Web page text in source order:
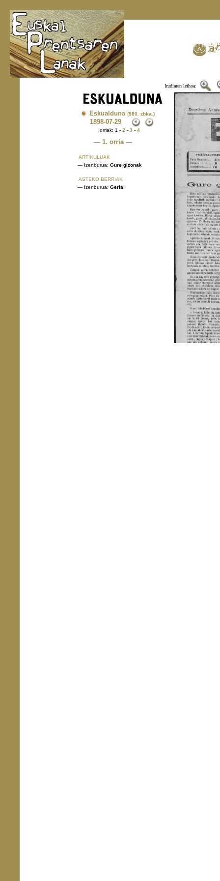
Irudiaren leihoa:
Eskualduna (580. zbka.)
1898-07-29
orriak: 1 - 2 - 3 - 4
— 1. orria —
ARTIKULUAK
— Izenburua: Gure gizonak
ASTEKO BERRIAK
— Izenburua: Gerla